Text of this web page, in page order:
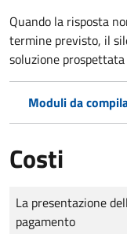
Quando la risposta
termine previsto, il
soluzione
Moduli da
Costi
Tipo di pagamento
Importo
La presentazione
pagamento